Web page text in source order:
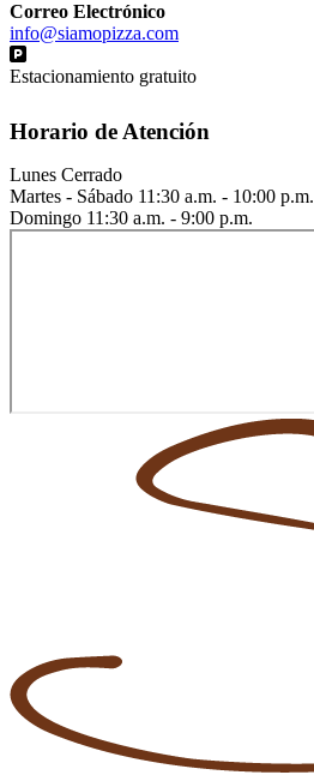
Correo Electrónico
info@siamopizza.com
Estacionamiento gratuito
Horario de Atención
Lunes Cerrado
Martes - Sábado 11:30 a.m. - 10:00 p.m.
Domingo 11:30 a.m. - 9:00 p.m.